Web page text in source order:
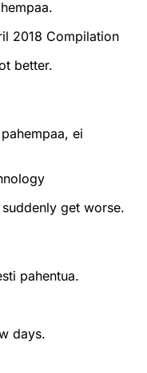
2018 Compilation
better.
ei
get worse.
pahentua.
days.